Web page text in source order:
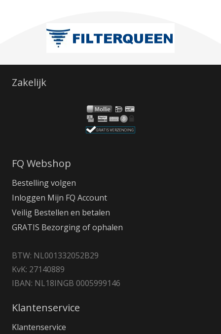
Zakelijk
FQ Webshop
Bestelling volgen
Inloggen Mijn FQ Account
Veilig Bestellen en betalen
GRATIS Bezorging of ophalen
BTW: NL001332052B29
KvK: 27140889
IBAN: NL18INGB 0005999146
Klantenservice
Klantenservice